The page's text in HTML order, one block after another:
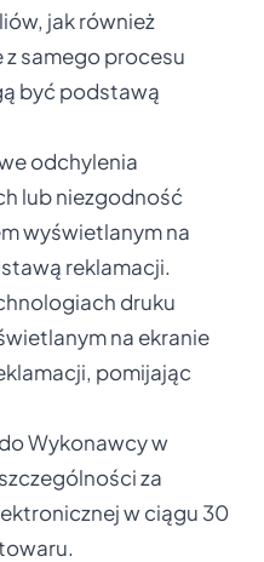
jak również
samego procesu
być podstawą
odchylenia
lub niezgodność
wyświetlanym na
reklamacji.
druku
na ekranie
pomijając
Wykonawcy w
za
w ciągu 30